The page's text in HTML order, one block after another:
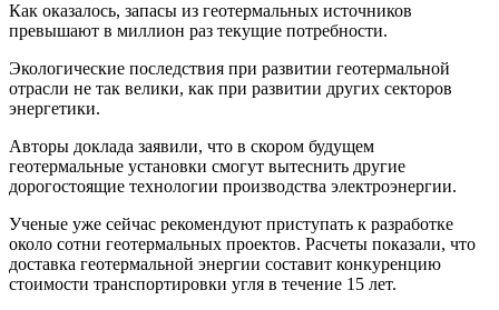
Как оказалось, запасы из геотермальных источников
превышают в миллион раз текущие потребности.
Экологические последствия при развитии геотермальной
отрасли не так велики, как при развитии других секторов
энергетики.
Авторы доклада заявили, что в скором будущем
геотермальные установки смогут вытеснить другие
дорогостоящие технологии производства электроэнергии.
Ученые уже сейчас рекомендуют приступать к разработке
около сотни геотермальных проектов. Расчеты показали, что
доставка геотермальной энергии составит конкуренцию
стоимости транспортировки угля в течение 15 лет.